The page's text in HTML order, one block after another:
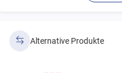
Alternative Produkte